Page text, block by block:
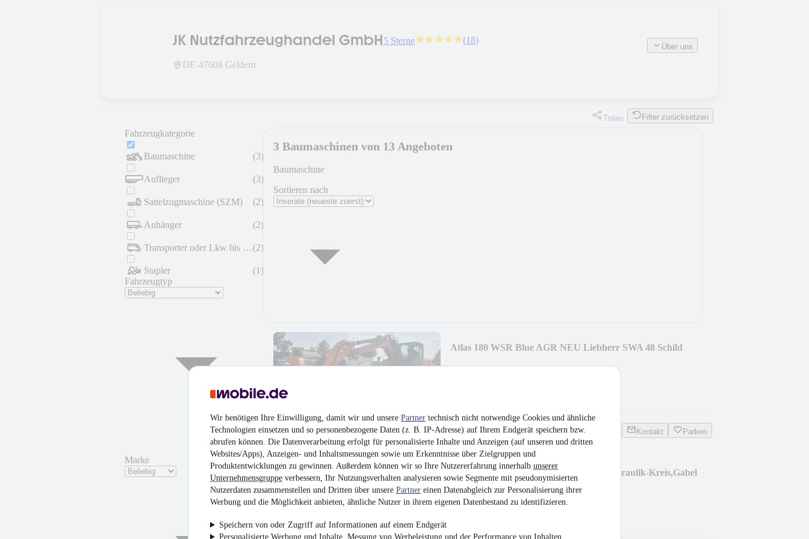
Wir benötigen Ihre Einwilligung, damit wir und unsere Partner technisch nicht notwendige Cookies und ähnliche
Technologien einsetzen und so personenbezogene Daten (z. B. IP-Adresse) auf Ihrem Endgerät speichern bzw.
abrufen können. Die Datenverarbeitung erfolgt für personalisierte Inhalte und Anzeigen (auf unseren und dritten
Websites/Apps), Anzeigen- und Inhaltsmessungen sowie um Erkenntnisse über Zielgruppen und
Produktentwicklungen zu gewinnen. Außerdem können wir so Ihre Nutzererfahrung innerhalb unserer
Unternehmensgruppe verbessern, Ihr Nutzungsverhalten analysieren sowie Segmente mit pseudonymisierten
Nutzerdaten zusammenstellen und Dritten über unsere Partner einen Datenabgleich zur Personalisierung ihrer
Werbung und die Möglichkeit anbieten, ähnliche Nutzer in ihrem eigenen Datenbestand zu identifizieren.
Speichern von oder Zugriff auf Informationen auf einem Endgerät
Personalisierte Werbung und Inhalte, Messung von Werbeleistung und der Performance von Inhalten,
JK Nutzfahrzeughandel GmbH5 Sterne (18)
DE-47608 Geldern
Über uns
Teilen Filter zurücksetzen
Fahrzeugkategorie
Baumaschine (3)
Auflieger (3)
Sattelzugmaschine (SZM) (2)
Anhänger (2)
Transporter oder Lkw bis 7,5 t (2)
Stapler (1)
Fahrzeugtyp
Marke
3 Baumaschinen von 13 Angeboten
Baumaschine
Sortieren nach
Atlas 180 WSR Blue AGR NEU Liebherr SWA 48 Schild
Kontakt Parken
Schaeff SKL 850 wie ZL8, 6.500kg,2xHydraulik-Kreis,Gabel
5.950 €